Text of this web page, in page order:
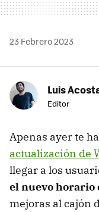
23 Febrero 2023
Luis
Editor
Apenas ayer te
actualización de
llegar a los
el nuevo horario
mejoras al cajón